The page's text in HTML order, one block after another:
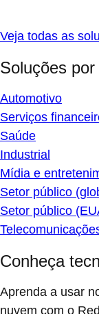
Veja todas as
Soluções
Automotivo
Serviços
Saúde
Industrial
Mídia e
Setor público
Setor público
Conheça
Aprenda a usar
nuvem com o